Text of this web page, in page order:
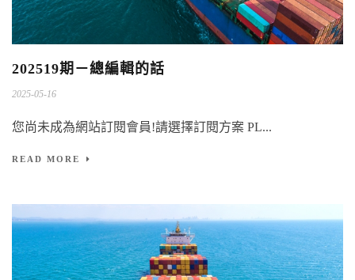
202519期－總編輯的話
2025-05-16
您尚未成為網站訂閱會員!請選擇訂閱方案 PL...
READ MORE